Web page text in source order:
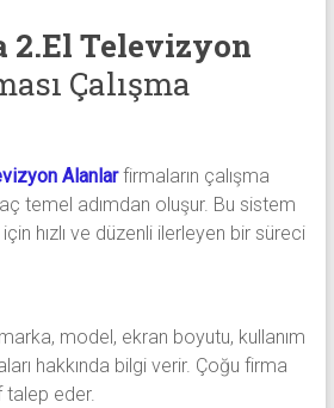
2.El Televizyon
Çalışma
Alanlarfirmaların çalışma
temel adımdan oluşur. Bu sistem
hızlı ve düzenli ilerleyen bir süreci
model, ekran boyutu, kullanım
hakkında bilgi verir. Çoğu firma
eder.